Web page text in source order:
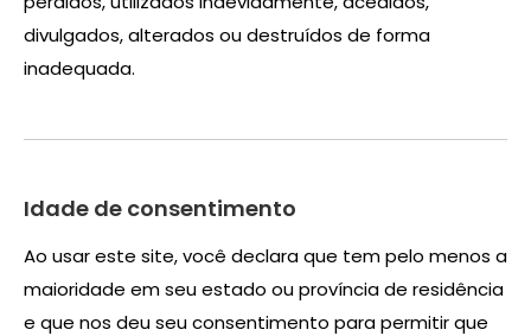
divulgados, alterados ou destruídos de forma
inadequada.
Idade de consentimento
Ao usar este site, você declara que tem pelo menos a
maioridade em seu estado ou província de residência
e que nos deu seu consentimento para permitir que